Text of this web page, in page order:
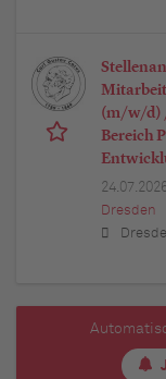
(m/w/d)
Bereich
Dresden